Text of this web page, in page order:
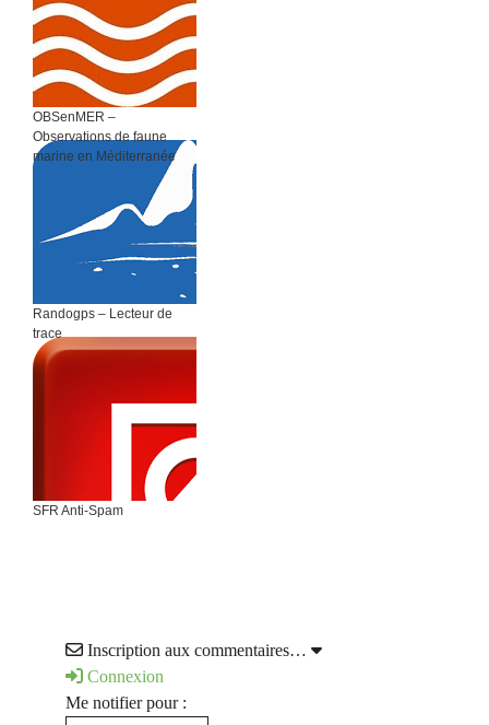
OBSenMER –
Observations de faune
marine en Méditerranée
Randogps – Lecteur de
trace
SFR Anti-Spam
Inscription aux commentaires…
Connexion
Me notifier pour :